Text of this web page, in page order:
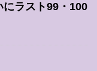
ラスト99・100